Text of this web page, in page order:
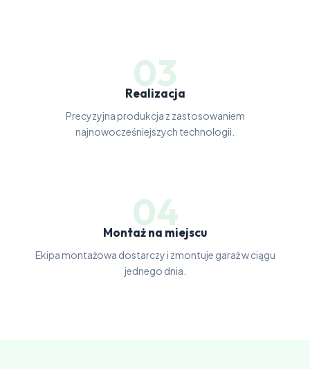
03
Realizacja
Precyzyjna produkcja z zastosowaniem
najnowocześniejszych technologii.
04
Montaż na miejscu
Ekipa montażowa dostarczy i zmontuje garaż w ciągu
jednego dnia.